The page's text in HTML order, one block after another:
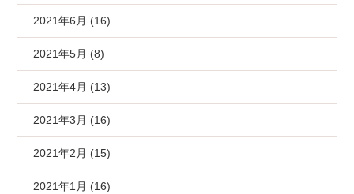
2021年6月 (16)
2021年5月 (8)
2021年4月 (13)
2021年3月 (16)
2021年2月 (15)
2021年1月 (16)